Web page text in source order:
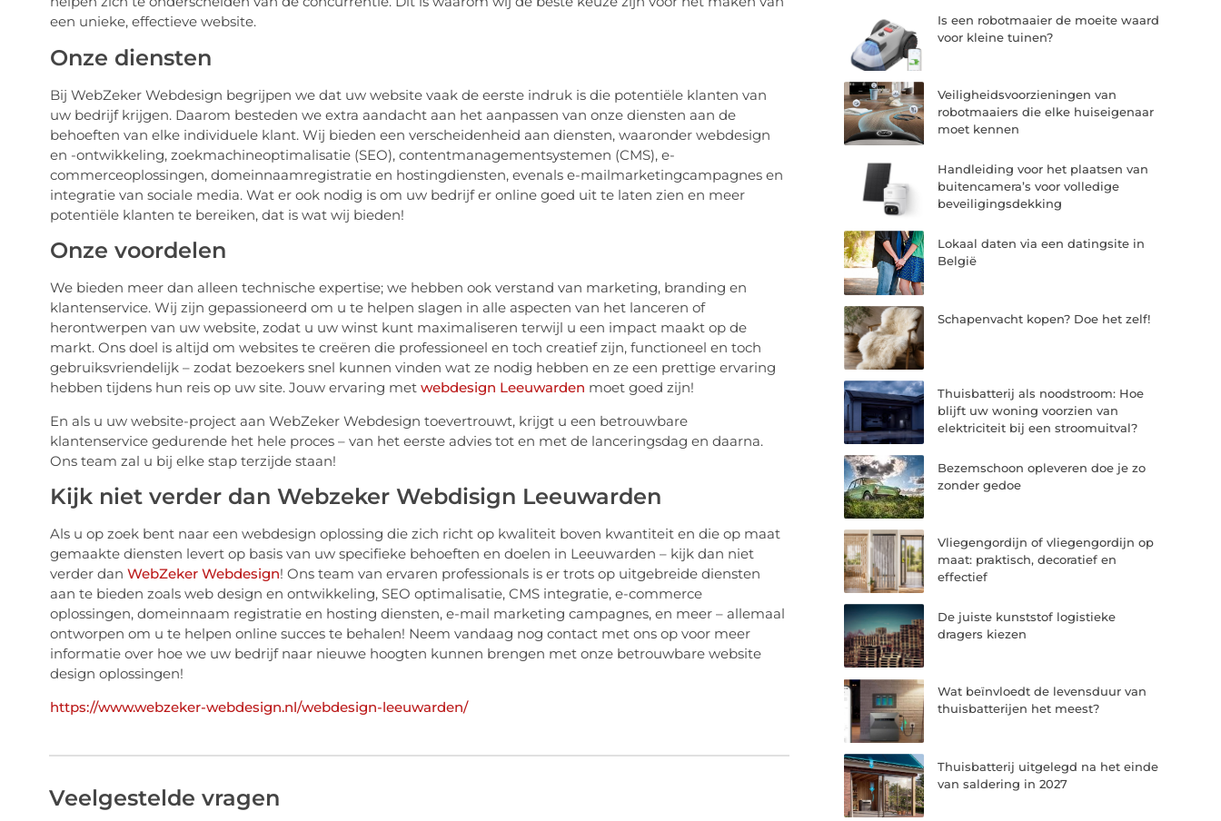
een unieke, effectieve website.
Onze diensten
Bij WebZeker Webdesign begrijpen we dat uw website vaak de eerste indruk is die potentiële klanten van
uw bedrijf krijgen. Daarom besteden we extra aandacht aan het aanpassen van onze diensten aan de
behoeften van elke individuele klant. Wij bieden een verscheidenheid aan diensten, waaronder webdesign
en -ontwikkeling, zoekmachineoptimalisatie (SEO), contentmanagementsystemen (CMS), e-
commerceoplossingen, domeinnaamregistratie en hostingdiensten, evenals e-mailmarketingcampagnes en
integratie van sociale media. Wat er ook nodig is om uw bedrijf er online goed uit te laten zien en meer
potentiële klanten te bereiken, dat is wat wij bieden!
Onze voordelen
We bieden meer dan alleen technische expertise; we hebben ook verstand van marketing, branding en
klantenservice. Wij zijn gepassioneerd om u te helpen slagen in alle aspecten van het lanceren of
herontwerpen van uw website, zodat u uw winst kunt maximaliseren terwijl u een impact maakt op de
markt. Ons doel is altijd om websites te creëren die professioneel en toch creatief zijn, functioneel en toch
gebruiksvriendelijk – zodat bezoekers snel kunnen vinden wat ze nodig hebben en ze een prettige ervaring
hebben tijdens hun reis op uw site. Jouw ervaring met webdesign Leeuwarden moet goed zijn!
En als u uw website-project aan WebZeker Webdesign toevertrouwt, krijgt u een betrouwbare
klantenservice gedurende het hele proces – van het eerste advies tot en met de lanceringsdag en daarna.
Ons team zal u bij elke stap terzijde staan!
Kijk niet verder dan Webzeker Webdisign Leeuwarden
Als u op zoek bent naar een webdesign oplossing die zich richt op kwaliteit boven kwantiteit en die op maat
gemaakte diensten levert op basis van uw specifieke behoeften en doelen in Leeuwarden – kijk dan niet
verder dan WebZeker Webdesign! Ons team van ervaren professionals is er trots op uitgebreide diensten
aan te bieden zoals web design en ontwikkeling, SEO optimalisatie, CMS integratie, e-commerce
oplossingen, domeinnaam registratie en hosting diensten, e-mail marketing campagnes, en meer – allemaal
ontworpen om u te helpen online succes te behalen! Neem vandaag nog contact met ons op voor meer
informatie over hoe we uw bedrijf naar nieuwe hoogten kunnen brengen met onze betrouwbare website
design oplossingen!
https://www.webzeker-webdesign.nl/webdesign-leeuwarden/
Veelgestelde vragen
Is een robotmaaier de moeite waard
voor kleine tuinen?
Veiligheidsvoorzieningen van
robotmaaiers die elke huiseigenaar
moet kennen
Handleiding voor het plaatsen van
buitencamera’s voor volledige
beveiligingsdekking
Lokaal daten via een datingsite in
België
Schapenvacht kopen? Doe het zelf!
Thuisbatterij als noodstroom: Hoe
blijft uw woning voorzien van
elektriciteit bij een stroomuitval?
Bezemschoon opleveren doe je zo
zonder gedoe
Vliegengordijn of vliegengordijn op
maat: praktisch, decoratief en
effectief
De juiste kunststof logistieke
dragers kiezen
Wat beïnvloedt de levensduur van
thuisbatterijen het meest?
Thuisbatterij uitgelegd na het einde
van saldering in 2027